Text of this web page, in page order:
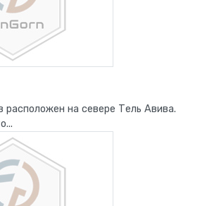
расположен на севере Тель Авива.